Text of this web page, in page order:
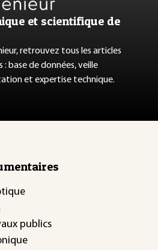
et scientifique de
retrouvez tous les articles
base de données, veille
et expertise technique.
publics